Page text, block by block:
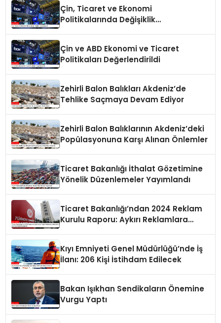
Çin, Ticaret ve Ekonomi
Politikalarında Değişiklik
Çin ve ABD Ekonomi ve Ticaret
Politikaları Değerlendirildi
Zehirli Balon Balıkları Akdeniz’de
Tehlike Saçmaya Devam Ediyor
Zehirli Balon Balıklarının Akdeniz’deki
Popülasyonuna Karşı Alınan Önlemler
Ticaret Bakanlığı İthalat Gözetimine
Yönelik Düzenlemeler Yayımlandı
Ticaret Bakanlığı’ndan 2024 Reklam
Kurulu Raporu: Aykırı Reklamlara
Kıyı Emniyeti Genel Müdürlüğü’nde İş
İlanı: 206 Kişi İstihdam Edilecek
Bakan Işıkhan Sendikaların Önemine
Vurgu Yaptı